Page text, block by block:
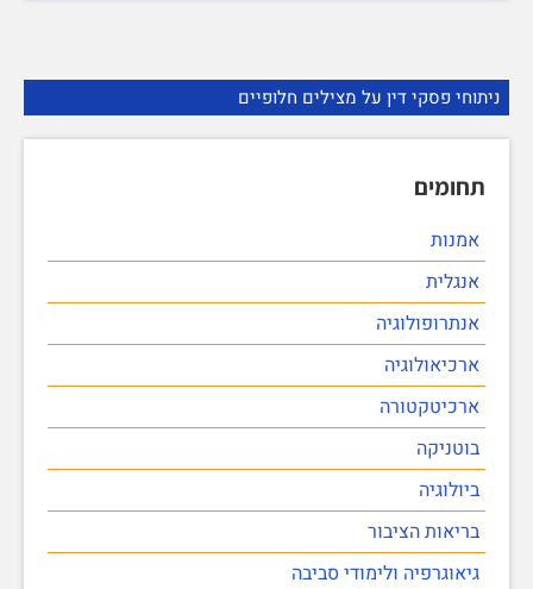
ניתוחי פסקי דין על מצילים חלופיים
תחומים
אמנות
אנגלית
אנתרופולוגיה
ארכיאולוגיה
ארכיטקטורה
בוטניקה
ביולוגיה
בריאות הציבור
גיאוגרפיה ולימודי סביבה